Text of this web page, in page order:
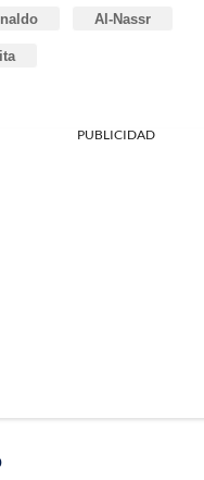
Al-Nassr
PUBLICIDAD